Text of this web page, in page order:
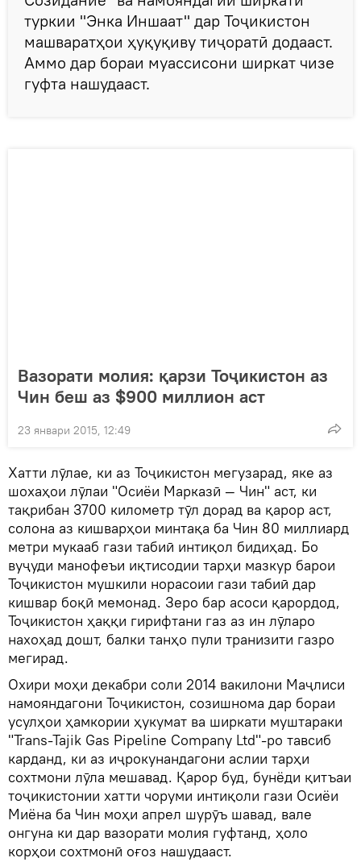
туркии "Энка Иншаат" дар Тоҷикистон
машваратҳои ҳуқуқиву тиҷоратӣ додааст.
Аммо дар бораи муассисони ширкат чизе
гуфта нашудааст.
Вазорати молия: қарзи Тоҷикистон аз
Чин беш аз $900 миллион аст
23 январи 2015, 12:49
Хатти лӯлае, ки аз Тоҷикистон мегузарад, яке аз
шохаҳои лӯлаи "Осиёи Марказӣ — Чин" аст, ки
тақрибан 3700 километр тӯл дорад ва қарор аст,
солона аз кишварҳои минтақа ба Чин 80 миллиард
метри мукааб гази табиӣ интиқол бидиҳад. Бо
вуҷуди манофеъи иқтисодии тарҳи мазкур барои
Тоҷикистон мушкили норасоии гази табиӣ дар
кишвар боқӣ мемонад. Зеро бар асоси қарордод,
Тоҷикистон ҳаққи гирифтани газ аз ин лӯларо
нахоҳад дошт, балки танҳо пули транизити газро
мегирад.
Охири моҳи декабри соли 2014 вакилони Маҷлиси
намояндагони Тоҷикистон, созишнома дар бораи
усулҳои ҳамкории ҳукумат ва ширкати муштараки
"Trans-Tajik Gas Pipeline Company Ltd"-ро тавсиб
карданд, ки аз иҷрокунандагони аслии тарҳи
сохтмони лӯла мешавад. Қарор буд, бунёди қитъаи
тоҷикистонии хатти чоруми интиқоли гази Осиёи
Миёна ба Чин моҳи апрел шурӯъ шавад, вале
онгуна ки дар вазорати молия гуфтанд, ҳоло
корҳои сохтмонӣ оғоз нашудааст.